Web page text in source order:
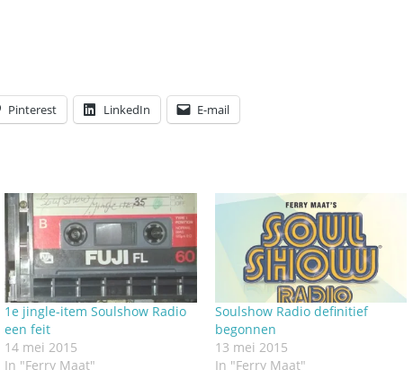
Pinterest LinkedIn E-mail
1e jingle-item Soulshow Radio
een feit
14 mei 2015
In "Ferry Maat"
Soulshow Radio definitief
begonnen
13 mei 2015
In "Ferry Maat"